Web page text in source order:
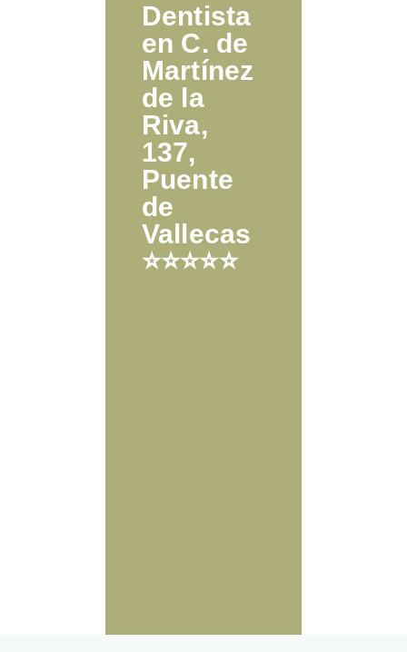
Dentista
en C. de
Martínez
de la
Riva,
137,
Puente
de
Vallecas
⭐⭐⭐⭐⭐